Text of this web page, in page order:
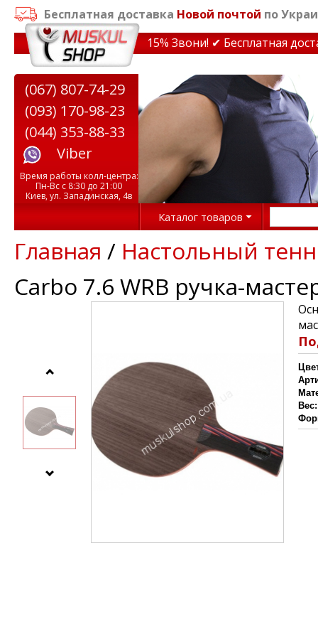
Бесплатная доставка Новой почтой по
на тренажеры до 15% Звони! ✔ Бесплатная
(067) 807-74-29
(093) 170-98-23
(044) 353-88-33
Viber
Время работы колл-центра:
Пн-Вс с 8:30 до 21:00
Киев, ул. Западинская, 4в
Каталог товаров
Главная / Настольный
Carbo 7.6 WRB ручка-
Вес: